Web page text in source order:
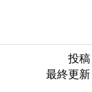
投
最終更